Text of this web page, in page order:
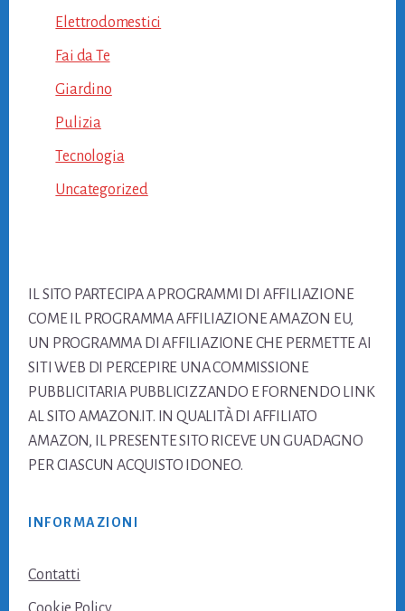
Elettrodomestici
Fai da Te
Giardino
Pulizia
Tecnologia
Uncategorized
IL SITO PARTECIPA A PROGRAMMI DI AFFILIAZIONE
COME IL PROGRAMMA AFFILIAZIONE AMAZON EU,
UN PROGRAMMA DI AFFILIAZIONE CHE PERMETTE AI
SITI WEB DI PERCEPIRE UNA COMMISSIONE
PUBBLICITARIA PUBBLICIZZANDO E FORNENDO LINK
AL SITO AMAZON.IT. IN QUALITÀ DI AFFILIATO
AMAZON, IL PRESENTE SITO RICEVE UN GUADAGNO
PER CIASCUN ACQUISTO IDONEO.
INFORMAZIONI
Contatti